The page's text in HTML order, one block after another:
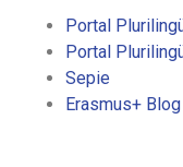
Portal
Portal
Sepie
Erasmus+